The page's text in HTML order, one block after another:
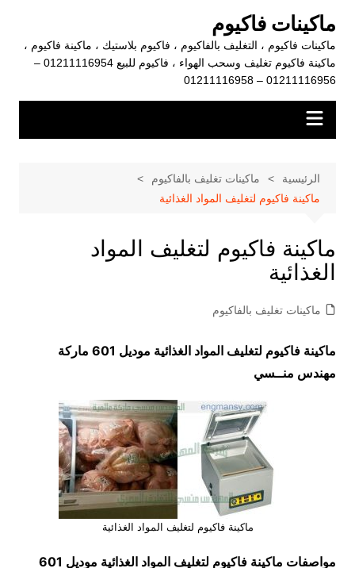
المحتوى
ماكينات فاكيوم
ماكينات فاكيوم ، التغليف بالفاكيوم ، فاكيوم بلاستيك ، ماكينة فاكيوم ،
ماكينة فاكيوم تغليف وسحب الهواء ، فاكيوم للبيع 01211116954 –
01211116956 – 01211116958
الرئيسية
ماكينات تغليف بالفاكيوم
ماكينة فاكيوم لتغليف المواد الغذائية
ماكينة فاكيوم لتغليف المواد
الغذائية
ماكينات تغليف بالفاكيوم
ماكينة فاكيوم لتغليف المواد الغذائية موديل 601 ماركة
مهندس منــسي
ماكينة فاكيوم لتغليف المواد الغذائية
مواصفات ماكينة فاكيوم لتغليف المواد الغذائية
موديل 601